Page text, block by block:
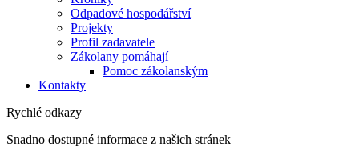
Odpadové hospodářství
Projekty
Profil zadavatele
Zákolany pomáhají
Pomoc zákolanským
Kontakty
Rychlé odkazy
Snadno dostupné informace z našich stránek